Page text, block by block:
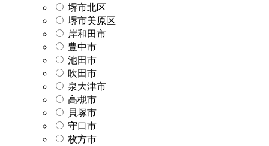
堺市北区
堺市美原区
岸和田市
豊中市
池田市
吹田市
泉大津市
高槻市
貝塚市
守口市
枚方市